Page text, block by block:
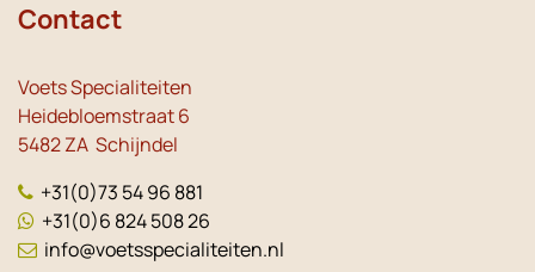
Contact
Voets Specialiteiten
Heidebloemstraat 6
5482 ZA Schijndel
+31(0)73 54 96 881
+31(0)6 824 508 26
info@voetsspecialiteiten.nl